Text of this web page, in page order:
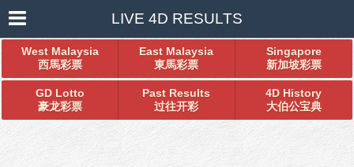
LIVE 4D RESULTS
West Malaysia
西馬彩票
East Malaysia
東馬彩票
Singapore
新加坡彩票
GD Lotto
豪龙彩票
Past Results
过往开彩
4D History
大伯公宝典